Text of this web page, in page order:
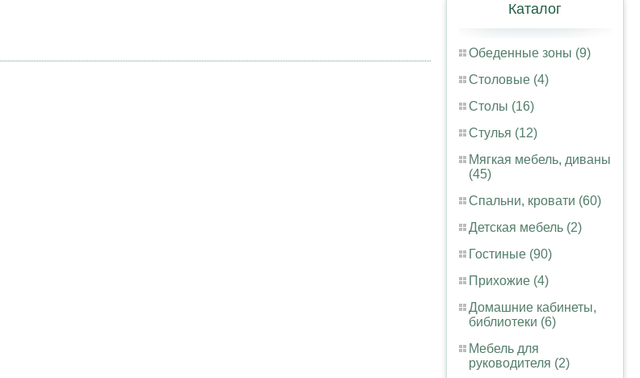
Каталог
Обеденные зоны (9)
Столовые (4)
Столы (16)
Стулья (12)
Мягкая мебель, диваны
(45)
Спальни, кровати (60)
Детская мебель (2)
Гостиные (90)
Прихожие (4)
Домашние кабинеты,
библиотеки (6)
Мебель для
руководителя (2)